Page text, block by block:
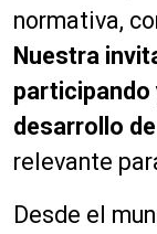
normativa,
Nuestra
participando
desarrollo
relevante
Desde el